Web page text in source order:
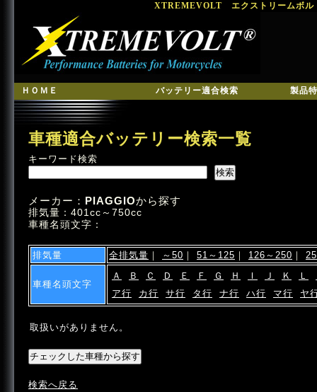
XTREMEVOLT エクストリームボル
ＨＯＭＥ バッテリー適合検索 製品
車種適合バッテリー検索一覧
キーワード検索
メーカー： PIAGGIOから探す
排気量：401cc～750cc
車種名頭文字：
排気量 全排気量 ｜ ～50 ｜ 51～125 ｜ 126～250 ｜
車種名頭文字
Ａ Ｂ Ｃ Ｄ Ｅ Ｆ Ｇ Ｈ Ｉ Ｊ Ｋ Ｌ
ア行
カ行 サ行 タ行 ナ行 ハ行 マ行 ヤ
取扱いがありません。
検索へ戻る